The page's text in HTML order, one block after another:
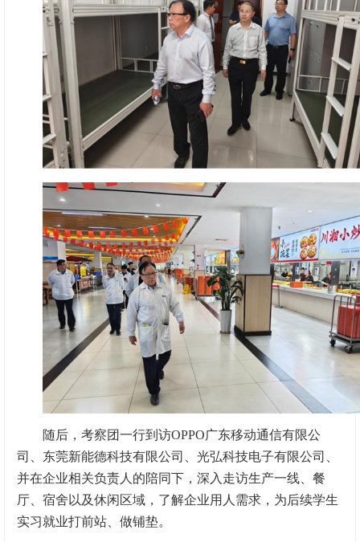
随后，考察团一行到访OPPO广东移动通信有限公
司、东莞新能德科技有限公司、光弘科技电子有限公司、
并在企业相关负责人的陪同下，深入走访生产一线、餐
厅、宿舍以及休闲区域，了解企业用人需求，为后续学生
实习就业打前站、做铺垫。